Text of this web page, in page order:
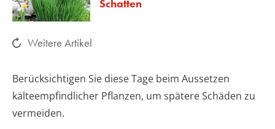
Schatten
Weitere Artikel
Berücksichtigen Sie diese Tage beim Aussetzen
kälteempfindlicher Pflanzen, um spätere Schäden zu
vermeiden.